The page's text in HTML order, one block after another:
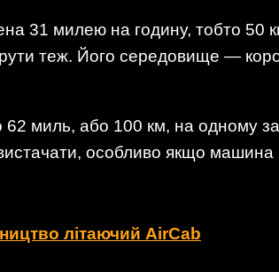
31 милею на годину, тобто 50
теж. Його середовище —
миль, або 100 км, на одному
особливо якщо машина
літаючий AirCab